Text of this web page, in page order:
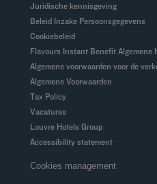
Juridische kennisgeving
Beleid Inzake Persoonsgegevens
Cookiebeleid
Flavours Instant Benefit
Algemene voorwaarden voor de
Algemene Voorwaarden
Tax Policy
Vacatures
Louvre Hotels Group
Accessibility statement
Cookies management